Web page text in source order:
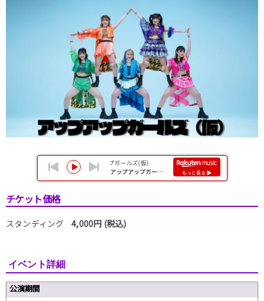
チケット価格
スタンディング 4,000円 (税込)
イベント詳細
公演期間